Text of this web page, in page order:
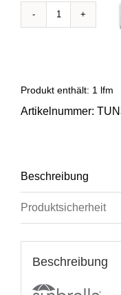
Sunbrella
J478
Produkt enthält: 1 lfm
Artikelnummer:
Beschreibung
Produktsicherheit
Beschreibung